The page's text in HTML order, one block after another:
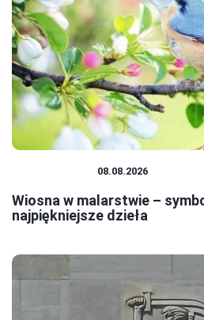
08.08.2026
Wiosna w malarstwie –
najpiękniejsze dzieła